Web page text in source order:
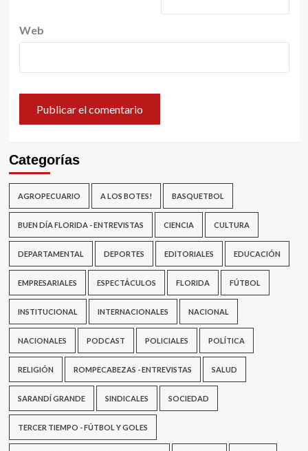
Web
Categorías
AGROPECUARIO A LOS BOTES! BASQUETBOL
BUEN DÍA FLORIDA - ENTREVISTAS CIENCIA CULTURA
DEPARTAMENTAL DEPORTES EDITORIALES EDUCACIÓN
EMPRESARIALES ESPECTÁCULOS FLORIDA FÚTBOL
INSTITUCIONAL INTERNACIONALES NACIONAL
NACIONALES PODCAST POLICIALES POLÍTICA
RELIGIÓN ROMPECABEZAS - ENTREVISTAS SALUD
SARANDÍ GRANDE SINDICALES SOCIEDAD
TERCER TIEMPO - FÚTBOL Y GOLES